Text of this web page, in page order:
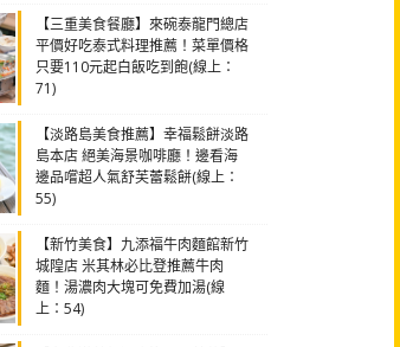
【三重美食餐廳】來碗泰龍門總店
平價好吃泰式料理推薦！菜單價格
只要110元起白飯吃到飽(線上：
71)
【淡路島美食推薦】幸福鬆餅淡路
島本店 絕美海景咖啡廳！邊看海
邊品嚐超人氣舒芙蕾鬆餅(線上：
55)
【新竹美食】九添福牛肉麵館新竹
城隍店 米其林必比登推薦牛肉
麵！湯濃肉大塊可免費加湯(線
上：54)